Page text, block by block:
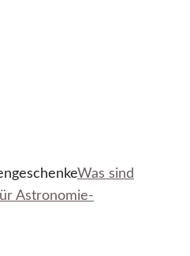
Was sind
Astronomie-